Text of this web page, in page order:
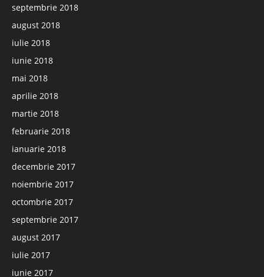
septembrie 2018
august 2018
iulie 2018
iunie 2018
mai 2018
aprilie 2018
martie 2018
februarie 2018
ianuarie 2018
decembrie 2017
noiembrie 2017
octombrie 2017
septembrie 2017
august 2017
iulie 2017
iunie 2017